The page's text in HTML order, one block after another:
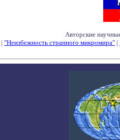
Авторские
| "Неизбежность странного микромира" |